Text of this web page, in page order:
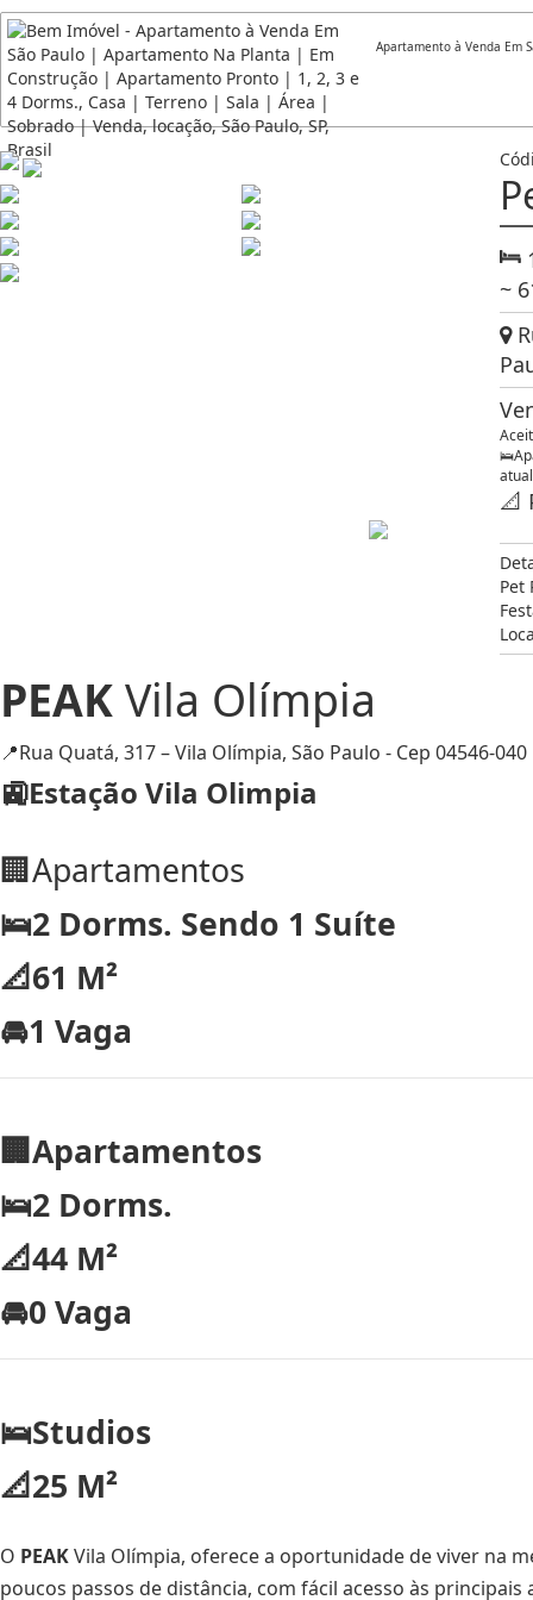
Apartamento à Venda Em
~
📐
Pet
PEAKVila Olímpia
📍Rua Quatá, 317 – Vila Olímpia, São Paulo - Cep 04546-040
🚉Estação Vila Olimpia
🏢Apartamentos
🛌2 Dorms. Sendo 1 Suíte
📐61 M²
🚘1 Vaga
🏢Apartamentos
🛌2 Dorms.
📐44 M²
🚘0 Vaga
🛌Studios
📐25 M²
O PEAKVila Olímpia, oferece a oportunidade de viver na
poucos passos de distância, com fácil acesso às